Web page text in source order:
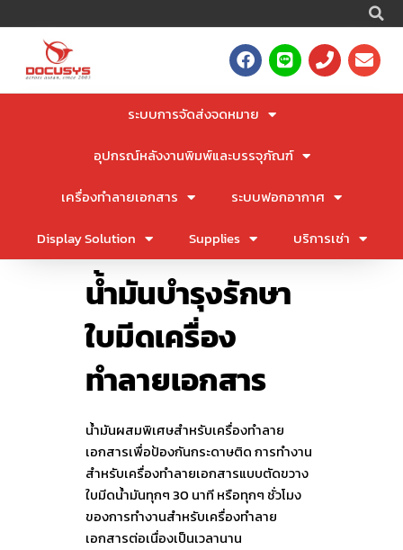
to
F
a
c
e
b
o
L
i
n
P
h
o
E
n
v
ระบบการจัดส่งจดหมาย
อุปกรณ์หลังงานพิมพ์และบรรจุภัณฑ์
เครื่องทำลายเอกสาร
ระบบฟอกอากาศ
Display Solution
Supplies บริการเช่า
น้ำมันบำรุงรักษา
ใบมีดเครื่อง
ทำลายเอกสาร
น้ำมันผสมพิเศษสำหรับเครื่องทำลาย
เอกสารเพื่อป้องกันกระดาษติด การทำงาน
สำหรับเครื่องทำลายเอกสารแบบตัดขวาง
ใบมีดน้ำมันทุกๆ 30 นาที หรือทุกๆ ชั่วโมง
ของการทำงานสำหรับเครื่องทำลาย
เอกสารต่อเนื่องเป็นเวลานาน